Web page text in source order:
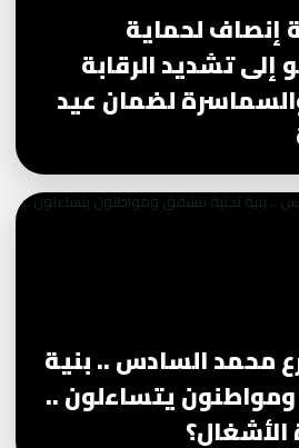
إنصاف لحماية
تشديد الرقابة
لضمان عيد
محمد السادس .. بنية
يتساءلون ..